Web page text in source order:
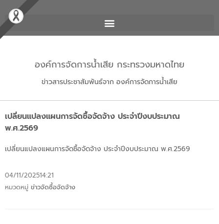
องค์การจัดการน้ำเสีย กระทรวงมหาดไทย
ข่าวสารประชาสัมพันธ์จาก องค์การจัดการน้ำเสีย
เปลี่ยนแปลงแผนการจัดซื้อจัดจ้าง ประจำปีงบประมาณ
พ.ศ.2569
เปลี่ยนแปลงแผนการจัดซื้อจัดจ้าง ประจำปีงบประมาณ พ.ศ.2569
04/11/202514:21
หมวดหมู่ ข่าวจัดซื้อจัดจ้าง